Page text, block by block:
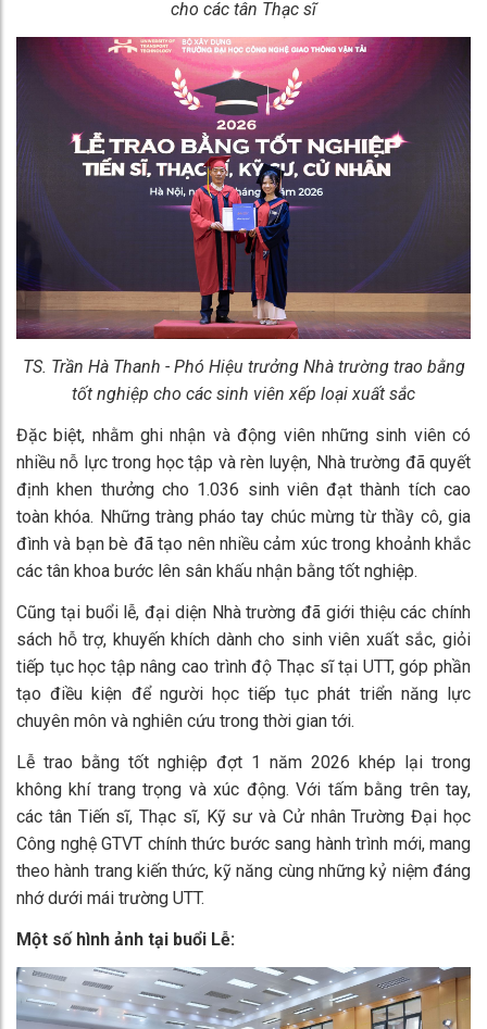
cho các tân Thạc sĩ
TS. Trần Hà Thanh - Phó Hiệu trưởng Nhà trường trao bằng
tốt nghiệp cho các sinh viên xếp loại xuất sắc
Đặc biệt, nhằm ghi nhận và động viên những sinh viên có
nhiều nỗ lực trong học tập và rèn luyện, Nhà trường đã quyết
định khen thưởng cho 1.036 sinh viên đạt thành tích cao
toàn khóa. Những tràng pháo tay chúc mừng từ thầy cô, gia
đình và bạn bè đã tạo nên nhiều cảm xúc trong khoảnh khắc
các tân khoa bước lên sân khấu nhận bằng tốt nghiệp.
Cũng tại buổi lễ, đại diện Nhà trường đã giới thiệu các chính
sách hỗ trợ, khuyến khích dành cho sinh viên xuất sắc, giỏi
tiếp tục học tập nâng cao trình độ Thạc sĩ tại UTT, góp phần
tạo điều kiện để người học tiếp tục phát triển năng lực
chuyên môn và nghiên cứu trong thời gian tới.
Lễ trao bằng tốt nghiệp đợt 1 năm 2026 khép lại trong
không khí trang trọng và xúc động. Với tấm bằng trên tay,
các tân Tiến sĩ, Thạc sĩ, Kỹ sư và Cử nhân Trường Đại học
Công nghệ GTVT chính thức bước sang hành trình mới, mang
theo hành trang kiến thức, kỹ năng cùng những kỷ niệm đáng
nhớ dưới mái trường UTT.
Một số hình ảnh tại buổi Lễ: